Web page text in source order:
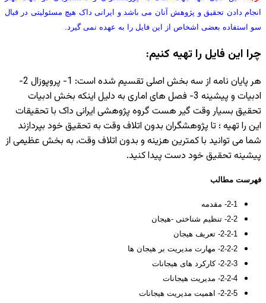
انجام دادن تحقیق و پژوهش آنان می باشد و ایرانی داک هیچ مسئولیتی در قبال
سو استفاده بعضی اشخاص از این فایل را به عهده نمی گیرد.
چرا این فایل را تهیه کنیم:
هر پایان نامه از سه بخش اصلی تقسیم شده است: 1- پروپوزال 2-
ادبیات و پیشینه 3- فصل های اماری به دلیل اینکه بخش ادبیات
تحقیق بسیار وقت گیر هست گروه پژوهشی ایرانی داک با تحقیقات
این را تهیه ؛ تا پژوهشگران بدون اتلاف وقت به تحقیق خود بپردازند
شما می توانید با کمترین هزینه و بدون اتلاف وقت، به بخش عظیمی از
پیشینه تحقیق خود دست پیدا کنید.
فهرست مطالب
2-1- مقدمه
2-2- تنظیم شناختی -هیجان
2-2-1- تعریف هیجان
2-2-2- مهارت مدیریت بر هیجان ها
2-2-3- کارکرد های هیجانات
2-2-4- مدیریت هیجانات
2-2-5- اهمیت مدیریت هیجانات